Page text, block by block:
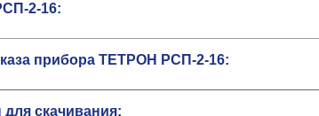
2-16:
прибора ТЕТРОН РСП-2-16:
скачивания: